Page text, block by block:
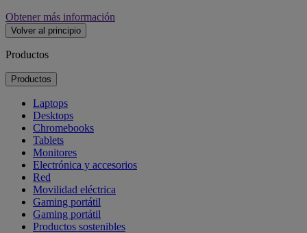
Obtener más información
Volver al principio
Productos
Productos
Laptops
Desktops
Chromebooks
Tablets
Monitores
Electrónica y accesorios
Red
Movilidad eléctrica
Gaming portátil
Gaming portátil
Productos sostenibles